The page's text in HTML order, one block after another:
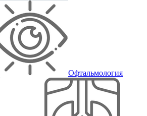
Офтальмология